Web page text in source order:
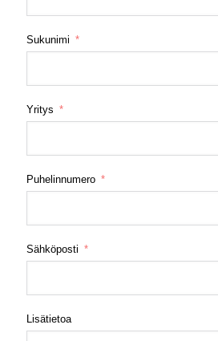
Sukunimi
Yritys
Puhelinnumero
Sähköposti
Lisätietoa